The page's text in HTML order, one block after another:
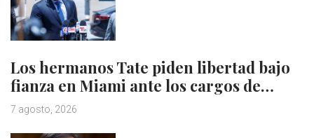
Los hermanos Tate piden libertad bajo
fianza en Miami ante los cargos de…
7 agosto, 2026